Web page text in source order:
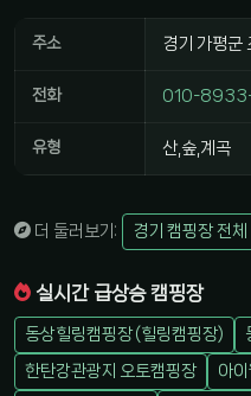
주소 경기 가평
전화 010-
유형 산,숲,계곡
더 둘러보기: 경기 캠핑장 전체
실시간 급상승 캠핑장
동상힐링캠핑장 (힐링캠핑장)
한탄강관광지 오토캠핑장
아